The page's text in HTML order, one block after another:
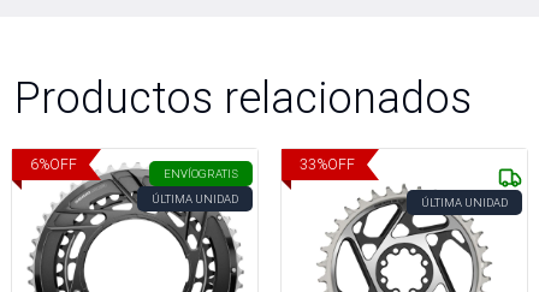
Productos relacionados
6%OFF
ENVÍOGRATIS
ÚLTIMA UNIDAD
33%OFF
ÚLTIMA UNIDAD